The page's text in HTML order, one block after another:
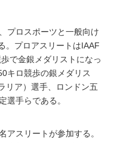
プロスポーツと一般向け
。プロアスリートはIAAF
で金銀メダリストになっ
キロ競歩の銀メダリス
リア）選手、ロンドン五
選手らである。
アスリートが参加する。